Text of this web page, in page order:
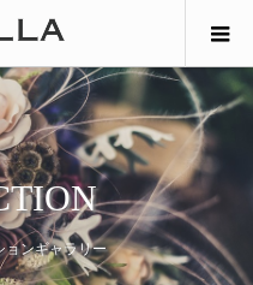
ョンギャラリー